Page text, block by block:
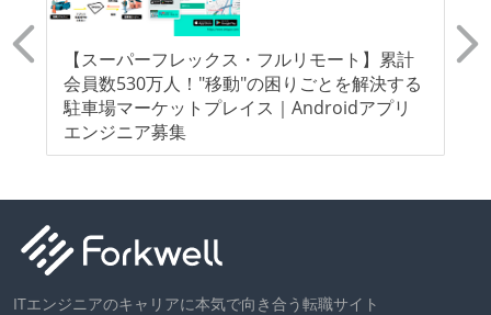
【スーパーフレックス・フルリモート】累計
会員数530万人！"移動"の困りごとを解決する
駐車場マーケットプレイス｜Androidアプリ
エンジニア募集
ITエンジニアのキャリアに本気で向き合う転職サイト